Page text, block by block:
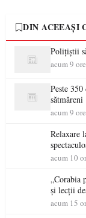
DIN ACEEAȘI
acum 9 ore
Peste
sătmăreni
acum 9 ore
Relaxare
ideale
acum 10
„Corabia
și lecții
acum 15